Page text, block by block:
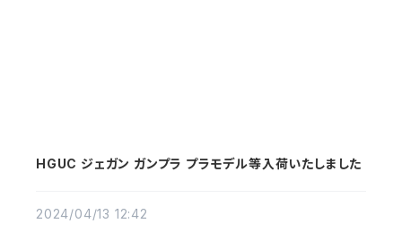
HGUC ジェガン ガンプラ プラモデル等入荷いたしました
2024/04/13 12:42